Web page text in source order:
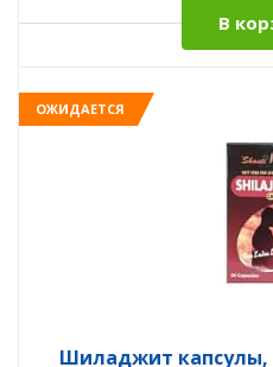
В
ОЖИДАЕТСЯ
Шиладжит